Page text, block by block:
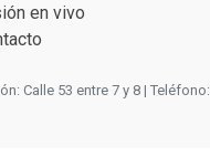
en vivo
Calle 53 entre 7 y 8 | Teléfono: